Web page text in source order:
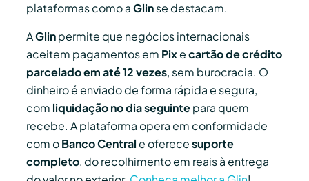
plataformas como aGlinse destacam.
AGlinpermite que negócios internacionais
aceitem pagamentos em Pixecartão de crédito
parcelado em até 12 vezes, sem burocracia. O
dinheiro é enviado de forma rápida e segura,
com liquidação no dia seguintepara quem
recebe. A plataforma opera em conformidade
com oBanco Centrale oferecesuporte
completo, do recolhimento em reais à entrega